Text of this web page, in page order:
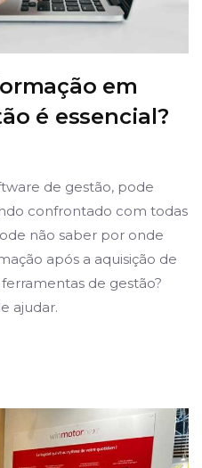
em
é essencial?
de gestão, pode
confrontado com todas
não saber por onde
após a aquisição de
de gestão?
ajudar.